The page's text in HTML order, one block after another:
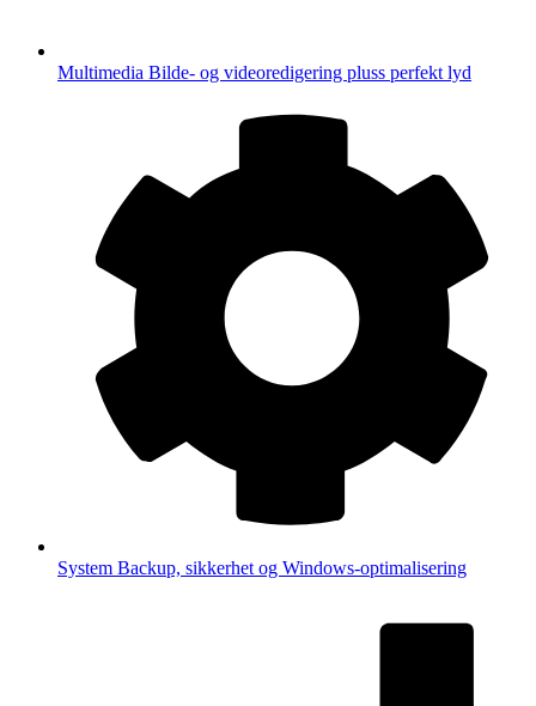
Multimedia Bilde- og videoredigering pluss perfekt lyd
System Backup, sikkerhet og Windows-optimalisering